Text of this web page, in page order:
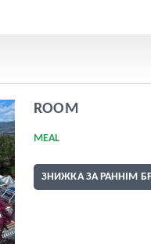
ROOM
MEAL
ЗНИЖКА ЗА РАННІМ